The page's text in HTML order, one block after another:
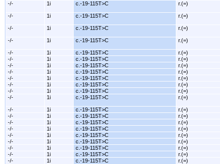
-/- 1i c.-19-115T>C r.(=)
-/- 1i c.-19-115T>C r.(=)
-/- 1i c.-19-115T>C r.(=)
-/- 1i c.-19-115T>C r.(=)
-/- 1i c.-19-115T>C
r.(=)
-/-
1i c.-19-115T>C
r.(=)
-/-
1i c.-19-115T>C
r.(=)
-/-
1i c.-19-115T>C
r.(=)
-/-
1i c.-19-115T>C
r.(=)
-/-
1i c.-19-115T>C
r.(=)
-/-
1i c.-19-115T>C
r.(=)
-/-
1i c.-19-115T>C r.(=)
-/- 1i c.-19-115T>C
r.(=)
-/-
1i c.-19-115T>C
r.(=)
-/-
1i c.-19-115T>C
r.(=)
-/-
1i c.-19-115T>C
r.(=)
-/-
1i c.-19-115T>C
r.(=)
-/-
1i c.-19-115T>C
r.(=)
-/-
1i c.-19-115T>C
r.(=)
-/-
1i c.-19-115T>C
r.(=)
-/-
1i c.-19-115T>C r.(=)